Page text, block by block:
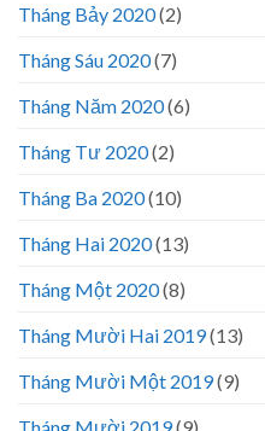
Tháng Bảy 2020(2)
Tháng Sáu 2020(7)
Tháng Năm 2020(6)
Tháng Tư 2020(2)
Tháng Ba 2020(10)
Tháng Hai 2020(13)
Tháng Một 2020(8)
Tháng Mười Hai 2019(13)
Tháng Mười Một 2019(9)